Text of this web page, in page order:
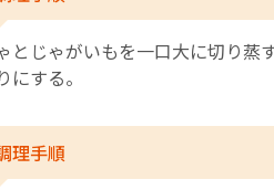
とじゃがいもを一口大に切り蒸
にする。
理手順